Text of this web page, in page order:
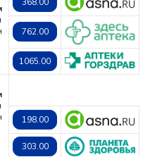
762.00
1065.00
198.00
303.00